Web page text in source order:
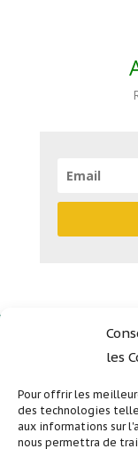
les
Pour offrir les
des technologies
aux informations sur
nous permettra de
Plan du site
Mentions
Politique